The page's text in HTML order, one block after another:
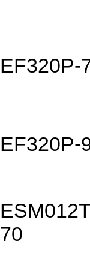
EF320P-
EF320P-
70